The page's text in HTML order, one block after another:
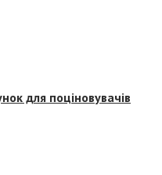
для поціновувачів